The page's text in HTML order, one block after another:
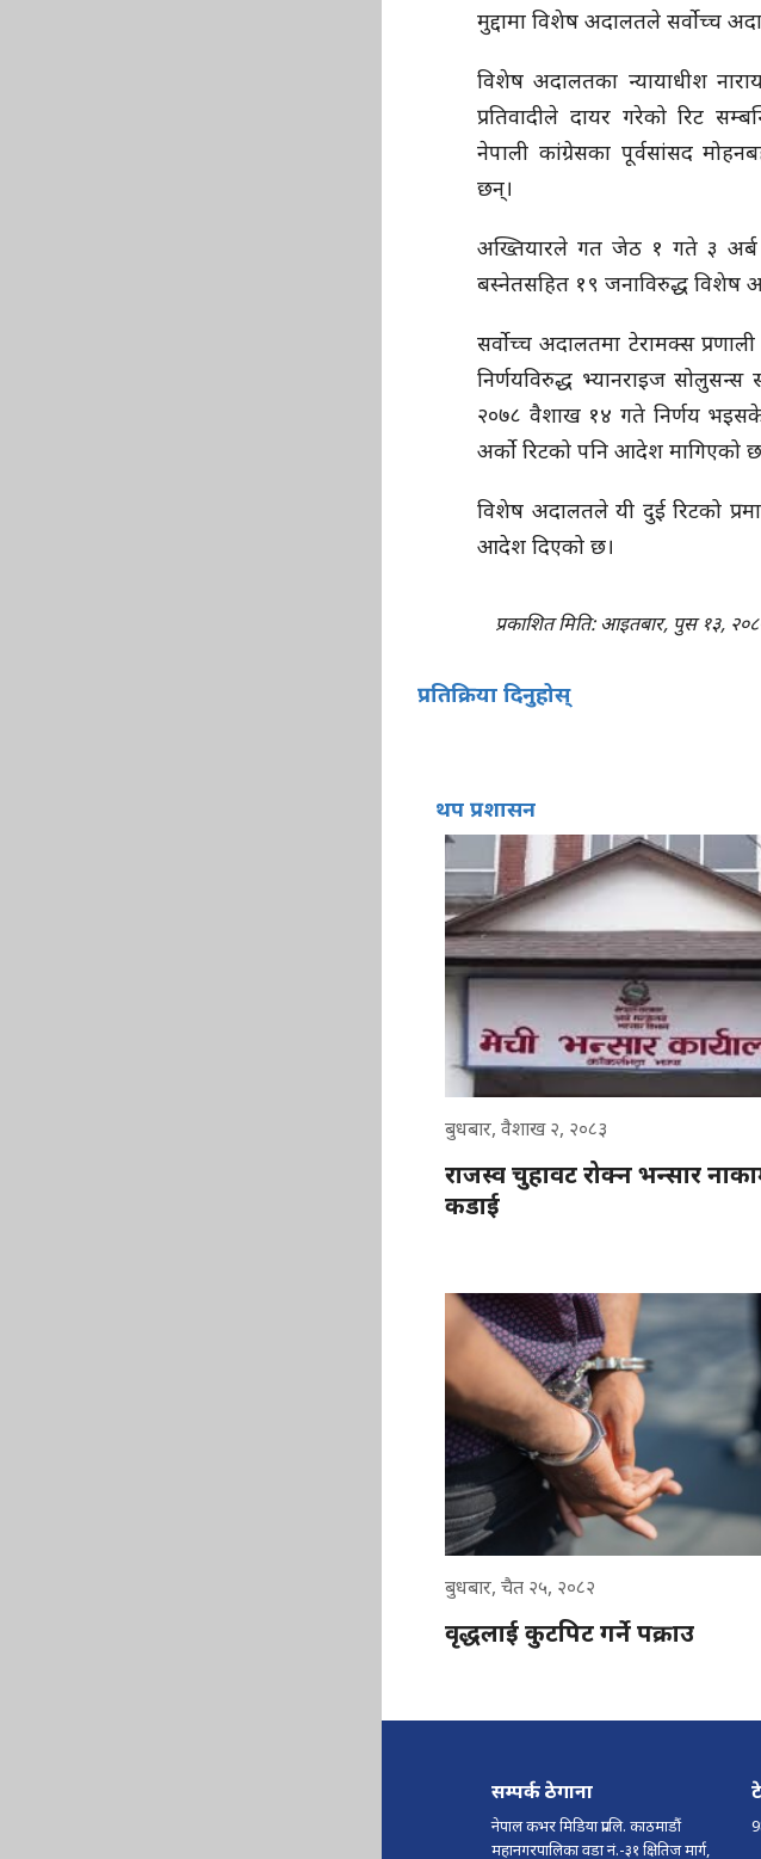
मुद्दामा विशेष अदालतले सर्वोच्च
विशेष अदालतका न्यायाधीश
प्रतिवादीले दायर गरेको रिट
नेपाली कांग्रेसका पूर्वसांसद
छन्।
अख्तियारले गत जेठ १ गते ३ अर्ब
बस्नेतसहित १९ जनाविरुद्ध विशेष
सर्वोच्च अदालतमा टेरामक्स
निर्णयविरुद्ध भ्यानराइज
२०७८ वैशाख १४ गते निर्णय
अर्को रिटको पनि आदेश मागिएको
विशेष अदालतले यी दुई रिटको
आदेश दिएको छ।
प्रकाशित मिति: आइतबार, पुस १३,
प्रतिक्रिया दिनुहोस्
थप प्रशासन
बुधबार, वैशाख २, २०८३
राजस्व चुहावट रोक्न भन्सार
कडाई
बुधबार, चैत २५, २०८२
वृद्धलाई कुटपिट गर्ने पक्राउ
सम्पर्क ठेगाना
नेपाल कभर मिडिया प्रा.लि. काठमाडौं
महानगरपालिका वडा नं.-३१ क्षितिज मार्ग,